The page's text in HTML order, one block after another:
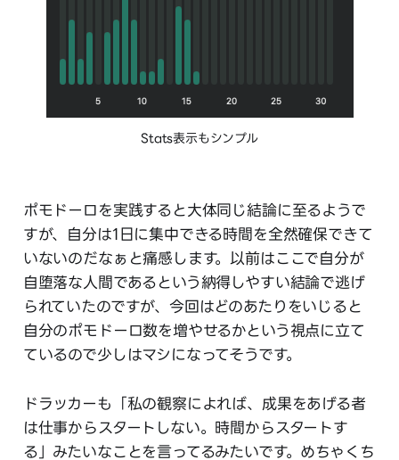
Stats表示もシンプル
ポモドーロを実践すると大体同じ結論に至るようで
すが、自分は1日に集中できる時間を全然確保できて
いないのだなぁと痛感します。以前はここで自分が
自堕落な人間であるという納得しやすい結論で逃げ
られていたのですが、今回はどのあたりをいじると
自分のポモドーロ数を増やせるかという視点に立て
ているので少しはマシになってそうです。
ドラッカーも「私の観察によれば、成果をあげる者
は仕事からスタートしない。時間からスタートす
る」みたいなことを言ってるみたいです。めちゃくち